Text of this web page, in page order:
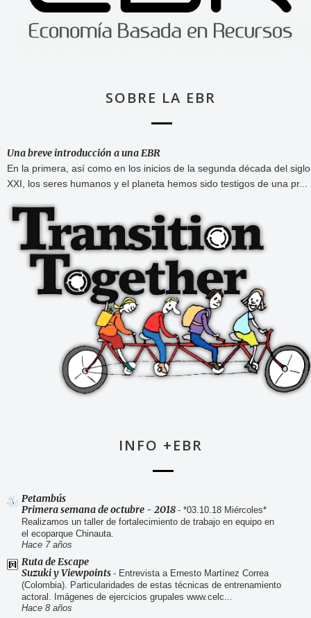
SOBRE LA EBR
Una breve introducción a una EBR
En la primera, así como en los inicios de la segunda década del siglo
XXI, los seres humanos y el planeta hemos sido testigos de una pr...
INFO +EBR
Petambús
Primera semana de octubre - 2018 - *03.10.18 Miércoles*
Realizamos un taller de fortalecimiento de trabajo en equipo en
el ecoparque Chinauta.
Hace 7 años
Ruta de Escape
Suzuki y Viewpoints - Entrevista a Ernesto Martínez Correa
(Colombia). Particularidades de estas técnicas de entrenamiento
actoral. Imágenes de ejercicios grupales www.celc...
Hace 8 años